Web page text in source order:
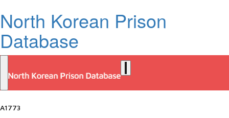
North Korean Prison
Database
A1773